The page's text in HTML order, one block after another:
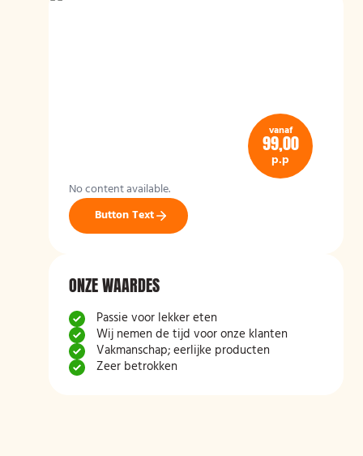
vanaf
99,00
p.p
No content available.
Button Text
ONZE WAARDES
Passie voor lekker eten
Wij nemen de tijd voor onze klanten
Vakmanschap; eerlijke producten
Zeer betrokken